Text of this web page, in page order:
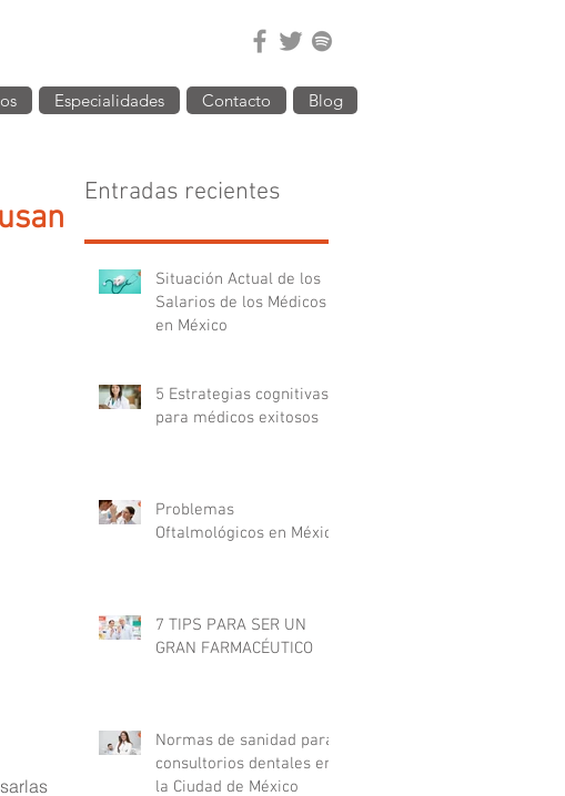
Especialidades Contacto Blog
Entradas recientes
Situación Actual de los
Salarios de los Médicos
en México
5 Estrategias cognitivas
para médicos exitosos
Problemas
Oftalmológicos en México
7 TIPS PARA SER UN
GRAN FARMACÉUTICO
Normas de sanidad para
consultorios dentales en
la Ciudad de México